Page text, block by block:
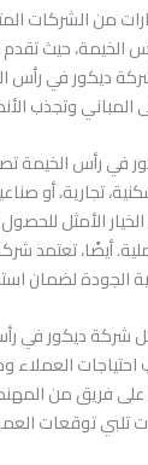
من الشركات
الخيمة، حيث
ديكور في رأس
وتجذب
في رأس الخيمة
تجارية، أو
الأمثل
أيضًا، تعتمد
الجودة لضمان
شركة ديكور في
العملاء
على فريق من
تلبي توقعات